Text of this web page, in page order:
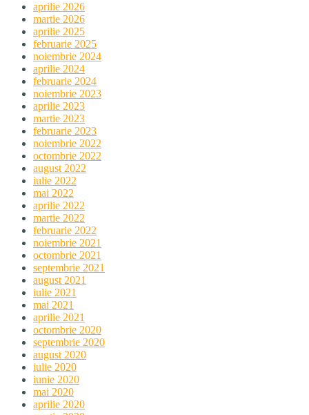
aprilie 2026
martie 2026
aprilie 2025
februarie 2025
noiembrie 2024
aprilie 2024
februarie 2024
noiembrie 2023
aprilie 2023
martie 2023
februarie 2023
noiembrie 2022
octombrie 2022
august 2022
iulie 2022
mai 2022
aprilie 2022
martie 2022
februarie 2022
noiembrie 2021
octombrie 2021
septembrie 2021
august 2021
iulie 2021
mai 2021
aprilie 2021
octombrie 2020
septembrie 2020
august 2020
iulie 2020
iunie 2020
mai 2020
aprilie 2020